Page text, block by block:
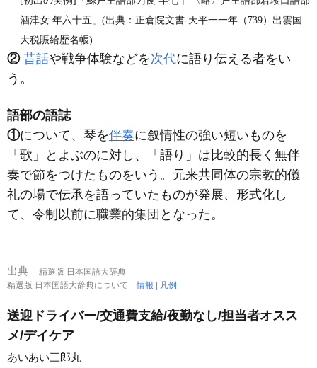
酒津女 年六十五」(出典：正倉院文書‐天平一一年（739）出雲国
大税賑給歴名帳)
② 昔話や戦争体験などを次代に語り伝える者をい
う。
語部の語誌
①について、琴を伴奏に叙情性の強い短いものを
「歌」とよぶのに対し、「語り」は比較的長く無伴
奏で節をつけたものをいう。元来共同体の宗教的儀
礼の場で伝承を語っていたものが発展、形式化し
て、令制以前に職業的集団となった。
出典
精選版 日本国語大辞典
精選版 日本国語大辞典について情報 凡例
送迎ドライバー/交通費支給/夜勤なし/担当者オスス
メ/デイケア
あいあい三郎丸